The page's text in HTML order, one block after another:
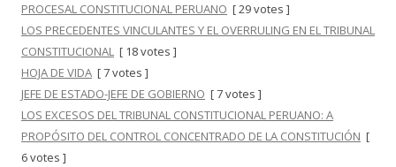
PROCESAL CONSTITUCIONAL PERUANO [ 29 votes ]
LOS PRECEDENTES VINCULANTES Y EL OVERRULING EN EL TRIBUNAL
CONSTITUCIONAL [ 18 votes ]
HOJA DE VIDA [ 7 votes ]
JEFE DE ESTADO-JEFE DE GOBIERNO [ 7 votes ]
LOS EXCESOS DEL TRIBUNAL CONSTITUCIONAL PERUANO: A
PROPÓSITO DEL CONTROL CONCENTRADO DE LA CONSTITUCIÓN [
6 votes ]